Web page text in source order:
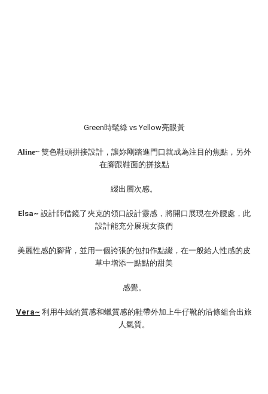
Green時髦綠 vs Yellow亮眼黃
Aline~雙色鞋頭拼接設計，讓妳剛踏進門口就成為注目的焦點，另外
在腳跟鞋面的拼接點
綴出層次感。
Elsa~ 設計師借鏡了夾克的領口設計靈感，將開口展現在外腰處，此
設計能充分展現女孩們
美麗性感的腳背， 並用一個誇張的包扣作點綴，在一般給人性感的皮
草中增添一點點的甜美
感覺。
Vera~ 利用牛絨的質感和蠟質感的鞋帶外加上牛仔靴的沿條組合出旅
人氣質。